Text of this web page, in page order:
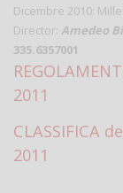
Dicembre 2010:
Director: Amedeo
335.6357001
2011
CLASSIFICA
2011